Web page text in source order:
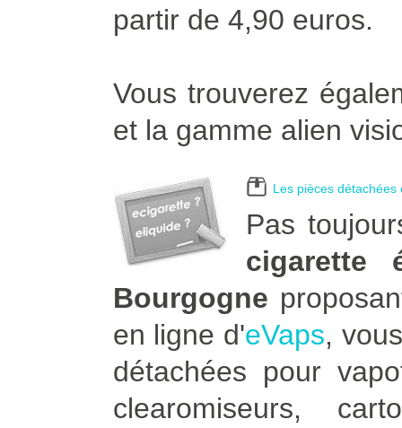
partir de 4,90 euros.
Vous trouverez
et la gamme alien
Les pièces détachées
Pas
cigarette
Bourgogne
en ligne d'eVaps,
détachées pour
clearomiseurs,